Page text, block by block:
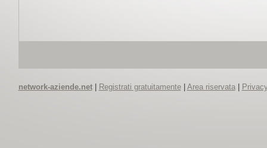
network-aziende.net| Registrati gratuitamente| Area riservata|